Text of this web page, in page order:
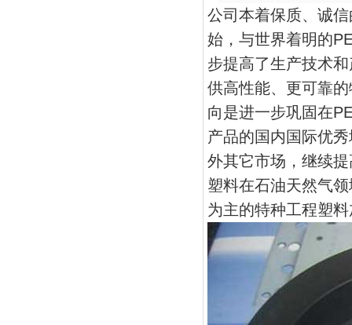
公司本着保质、诚
始，与世界着明的
步提高了生产技术
供高性能、更可靠
向是进一步巩固在
产品的国内国际优
外其它市场，继续
塑料在石油天然气
为主的特种工程塑